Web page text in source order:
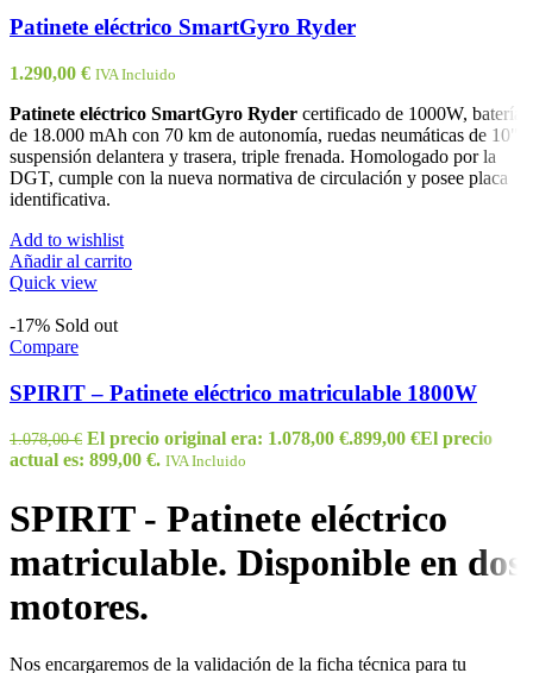
Patinete eléctrico SmartGyro Ryder
1.290,00 € IVA Incluido
Patinete eléctrico SmartGyro Ryder certificado de 1000W, batería
de 18.000 mAh con 70 km de autonomía, ruedas neumáticas de 10",
suspensión delantera y trasera, triple frenada. Homologado por la
DGT, cumple con la nueva normativa de circulación y posee placa
identificativa.
Add to wishlist
Añadir al carrito
Quick view
-17% Sold out
Compare
SPIRIT – Patinete eléctrico matriculable 1800W
1.078,00€ El precio original era: 1.078,00 €.899,00 €El precio
actual es: 899,00 €. IVA Incluido
SPIRIT - Patinete eléctrico
matriculable. Disponible en dos
motores.
Nos encargaremos de la validación de la ficha técnica para tu